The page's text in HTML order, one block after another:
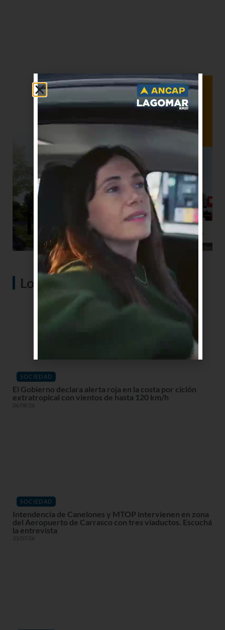
Lo más visto
SOCIEDAD
El Gobierno declara alerta roja en la costa por ciclón
extratropical con vientos de hasta 120 km/h
06/08/26
SOCIEDAD
Intendencia de Canelones y MTOP intervienen en zona
del Aeropuerto de Carrasco con tres viaductos. Escuchá
la entrevista
31/07/26